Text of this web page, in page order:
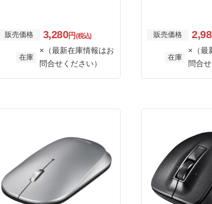
販売価格 3,280円(税込)
在庫
×（最新在庫情報はお
問合せください）
販売価格
在庫
×（最
問合せ